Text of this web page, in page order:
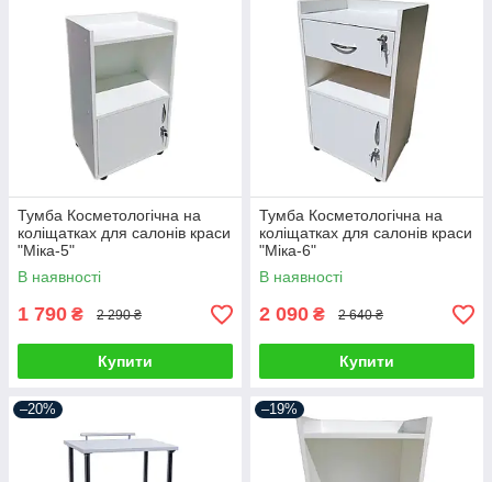
Тумба Косметологічна на
коліщатках для салонів краси
"Міка-5"
В наявності
1 790 ₴ 2 290 ₴
Купити
Тумба Косметологічна на
коліщатках для салонів краси
"Міка-6"
В наявності
2 090 ₴ 2 640 ₴
Купити
–20% –19%